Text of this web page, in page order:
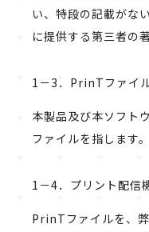
い、特段の記載がな
に提供する第三者の
1－3．PrinTファイ
本製品及び本ソフト
ファイルを指します。
1－4．プリント配信
PrinTファイルを、